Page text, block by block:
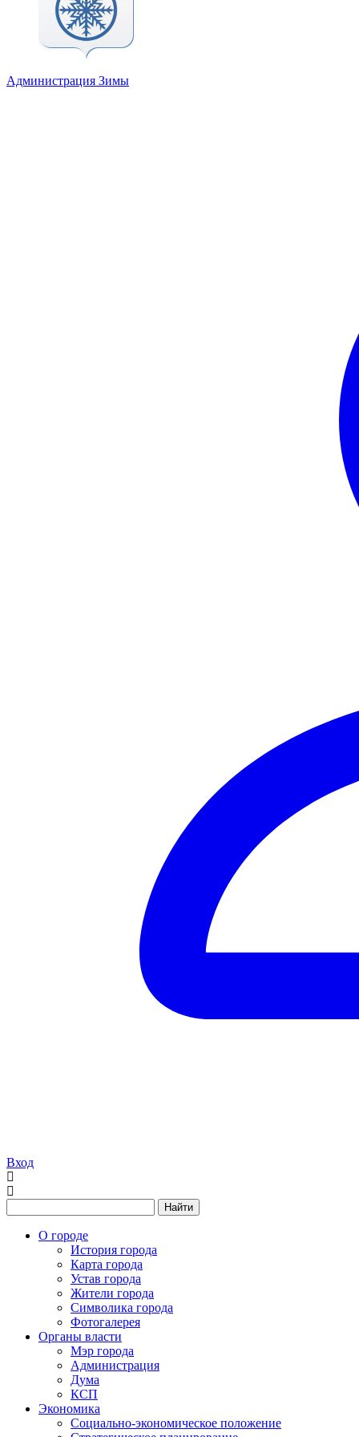
Администрация Зимы
Вход
Найти
О городе
История города
Карта города
Устав города
Жители города
Символика города
Фотогалерея
Органы власти
Мэр города
Администрация
Дума
КСП
Экономика
Социально-экономическое положение